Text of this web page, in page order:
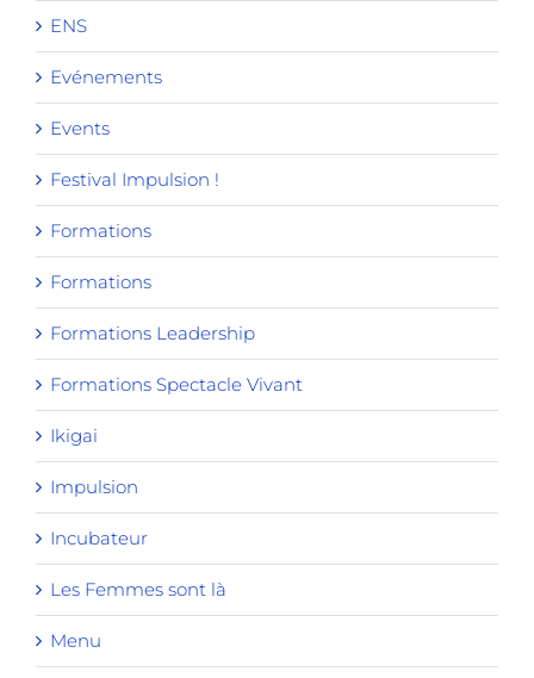
ENS
Evénements
Events
Festival Impulsion !
Formations
Formations
Formations Leadership
Formations Spectacle Vivant
Ikigai
Impulsion
Incubateur
Les Femmes sont là
Menu